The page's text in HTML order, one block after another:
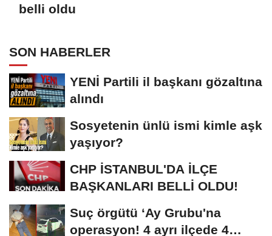
belli oldu
SON HABERLER
YENİ Partili il başkanı gözaltına
alındı
Sosyetenin ünlü ismi kimle aşk
yaşıyor?
CHP İSTANBUL'DA İLÇE
BAŞKANLARI BELLİ OLDU!
Suç örgütü ‘Ay Grubu'na
operasyon! 4 ayrı ilçede 4